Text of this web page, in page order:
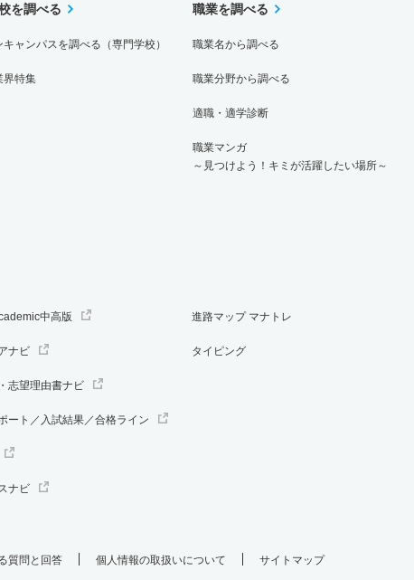
を調べる
キャンパスを調べる（専門学校）
界特集
職業を調べる
職業名から調べる
職業分野から調べる
適職・適学診断
職業マンガ
～見つけよう！キミが活躍したい場所～
中高版
ナビ
志望理由書ナビ
ート／入試結果／合格ライン
ナビ
進路マップ マナトレ
タイピング
質問と回答 個人情報の取扱いについて サイトマップ